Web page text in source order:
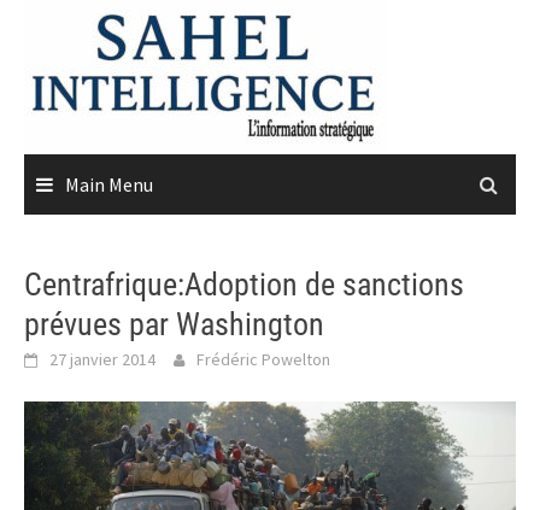
content
Main Menu
Centrafrique:Adoption de sanctions
prévues par Washington
27 janvier 2014 Frédéric Powelton